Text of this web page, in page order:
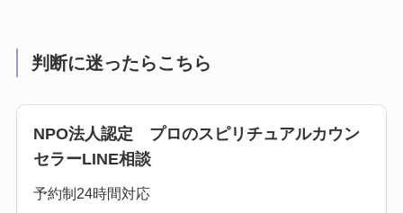
判断に迷ったらこちら
NPO法人認定 プロのスピリチュアルカウン
セラーLINE相談
予約制24時間対応